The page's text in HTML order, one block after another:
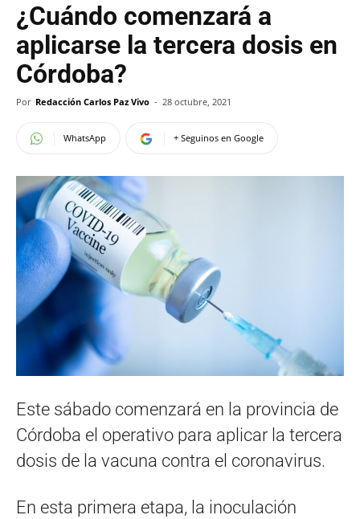
¿Cuándo comenzará a
aplicarse la tercera dosis en
Córdoba?
Por Redacción Carlos Paz Vivo - 28 octubre, 2021
WhatsApp + Seguinos en Google
Este sábado comenzará en la provincia de
Córdoba el operativo para aplicar la tercera
dosis de la vacuna contra el coronavirus.
En esta primera etapa, la inoculación